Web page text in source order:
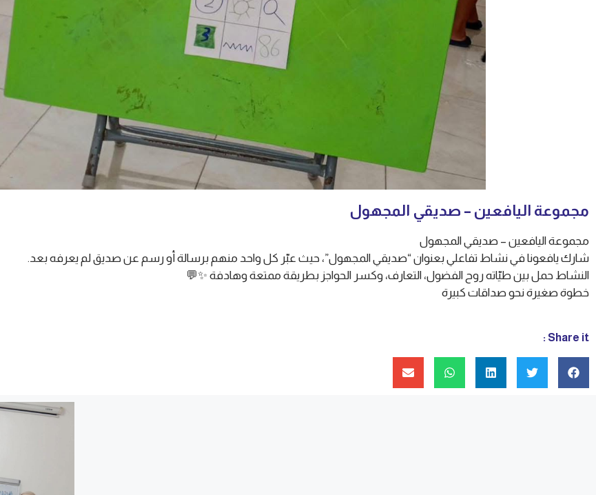
مجموعة اليافعين – صديقي المجهول
مجموعة اليافعين – صديقي المجهول
شارك يافعونا في نشاط تفاعلي بعنوان “صديقي المجهول”، حيث عبّر كل واحد منهم برسالة أو رسم عن صديق لم يعرفه بعد.
النشاط حمل بين طيّاته روح الفضول، التعارف، وكسر الحواجز بطريقة ممتعة وهادفة ✨💬
خطوة صغيرة نحو صداقات كبيرة
Share it :